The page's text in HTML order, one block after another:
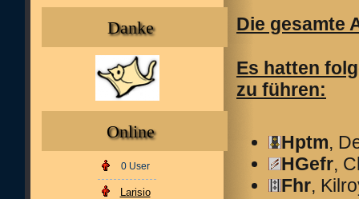
Danke
Online
0 User
Larisio
Die gesamte
Es hatten
zu führen:
Hptm,
HGefr,
Fhr,